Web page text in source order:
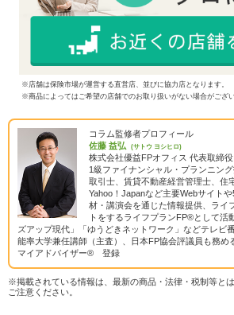
※店舗は保険市場が運営する直営店、並びに協力店となります。
※商品によってはご希望の店舗でのお取り扱いがない場合がござい
コラム監修者プロフィール
佐藤 益弘
(サトウ ヨシヒロ)
株式会社優益FPオフィス 代表取締役
1級ファイナンシャル・プランニン
取引士、賃貸不動産経営管理士、住
Yahoo！Japanなど主要Webサイト
材・講演会を通じた情報提供、ライ
トをするライフプランFP®として活
ズアップ現代」「ゆうどきネットワーク」などテレビ
能率大学兼任講師（主査）、日本FP協会評議員も務め
マイアドバイザー® 登録
※掲載されている情報は、最新の商品・法律・税制等と
ご注意ください。